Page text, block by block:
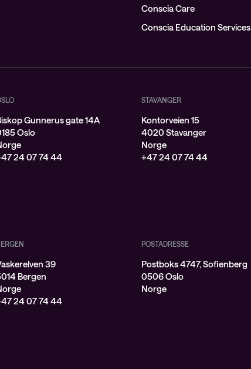
Conscia Care
Conscia Education Services
Gunnerus gate 14A
Oslo
24 07 74 44
STAVANGER
Kontorveien 15
4020 Stavanger
Norge
+47 24 07 74 44
39
Bergen
24 07 74 44
POSTADRESSE
Postboks 4747, Sofienberg
0506 Oslo
Norge